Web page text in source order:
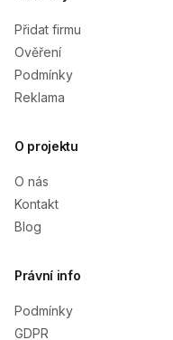
Přidat firmu
Ověření
Podmínky
Reklama
O projektu
O nás
Kontakt
Blog
Právní info
Podmínky
GDPR